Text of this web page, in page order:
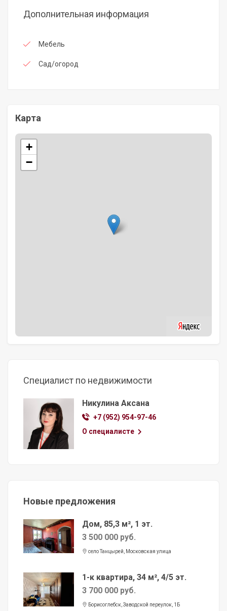
Дополнительная информация
Мебель
Сад/огород
Карта
+
−
Специалист по недвижимости
Никулина Аксана
+7 (952) 954-97-46
О специалисте
Новые предложения
Дом, 85,3 м², 1 эт.
3 500 000 руб.
село Танцырей, Московская улица
1-к квартира, 34 м², 4/5 эт.
3 700 000 руб.
Борисоглебск, Заводской переулок, 1Б